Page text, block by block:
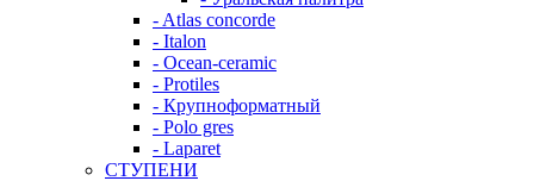
- Atlas concorde
- Italon
- Ocean-ceramic
- Protiles
- Крупноформатный
- Polo gres
- Laparet
СТУПЕНИ